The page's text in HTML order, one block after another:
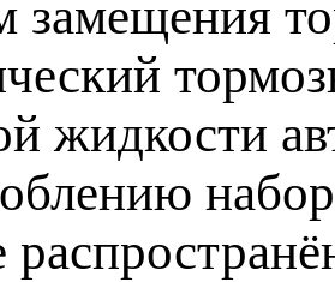
замещения
жидкости